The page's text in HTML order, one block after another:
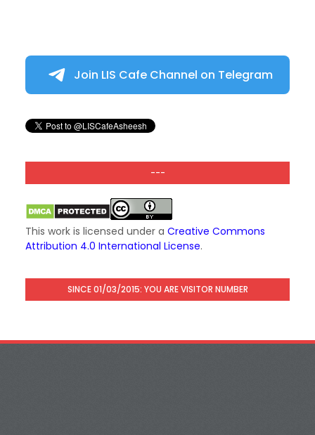
Join LIS Cafe Channel on Telegram
---
This work is licensed under a Creative Commons
Attribution 4.0 International License.
SINCE 01/03/2015: YOU ARE VISITOR NUMBER